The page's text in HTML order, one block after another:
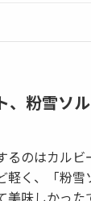
、粉雪ソ
るのはカル
軽く、「粉
美味しかっ